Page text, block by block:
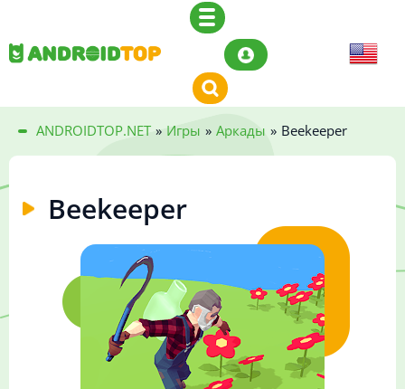
ANDROIDTOP.NET » Игры » Аркады » Beekeeper
Beekeeper